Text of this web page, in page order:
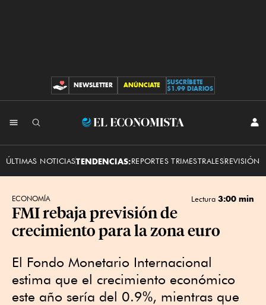
CONTRIBUCIONES
NEWSLETTER ANÚNCIATE
SUSCRÍBETE
$1.99 DIARIOS
El
ÚLTIMAS NOTICIASTENDENCIAS:REPORTES TRIMESTRALESREVISIÓN
ECONOMÍA Lectura 3:00 min
FMI rebaja previsión de
crecimiento para la zona euro
El Fondo Monetario Internacional
estima que el crecimiento económico
este año sería del 0.9%, mientras que